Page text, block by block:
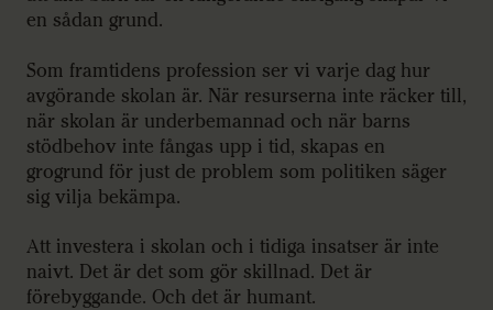
en sådan grund.
Som framtidens profession ser vi varje dag hur
avgörande skolan är. När resurserna inte räcker till,
när skolan är underbemannad och när barns
stödbehov inte fångas upp i tid, skapas en
grogrund för just de problem som politiken säger
sig vilja bekämpa.
Att investera i skolan och i tidiga insatser är inte
naivt. Det är det som gör skillnad. Det är
förebyggande. Och det är humant.